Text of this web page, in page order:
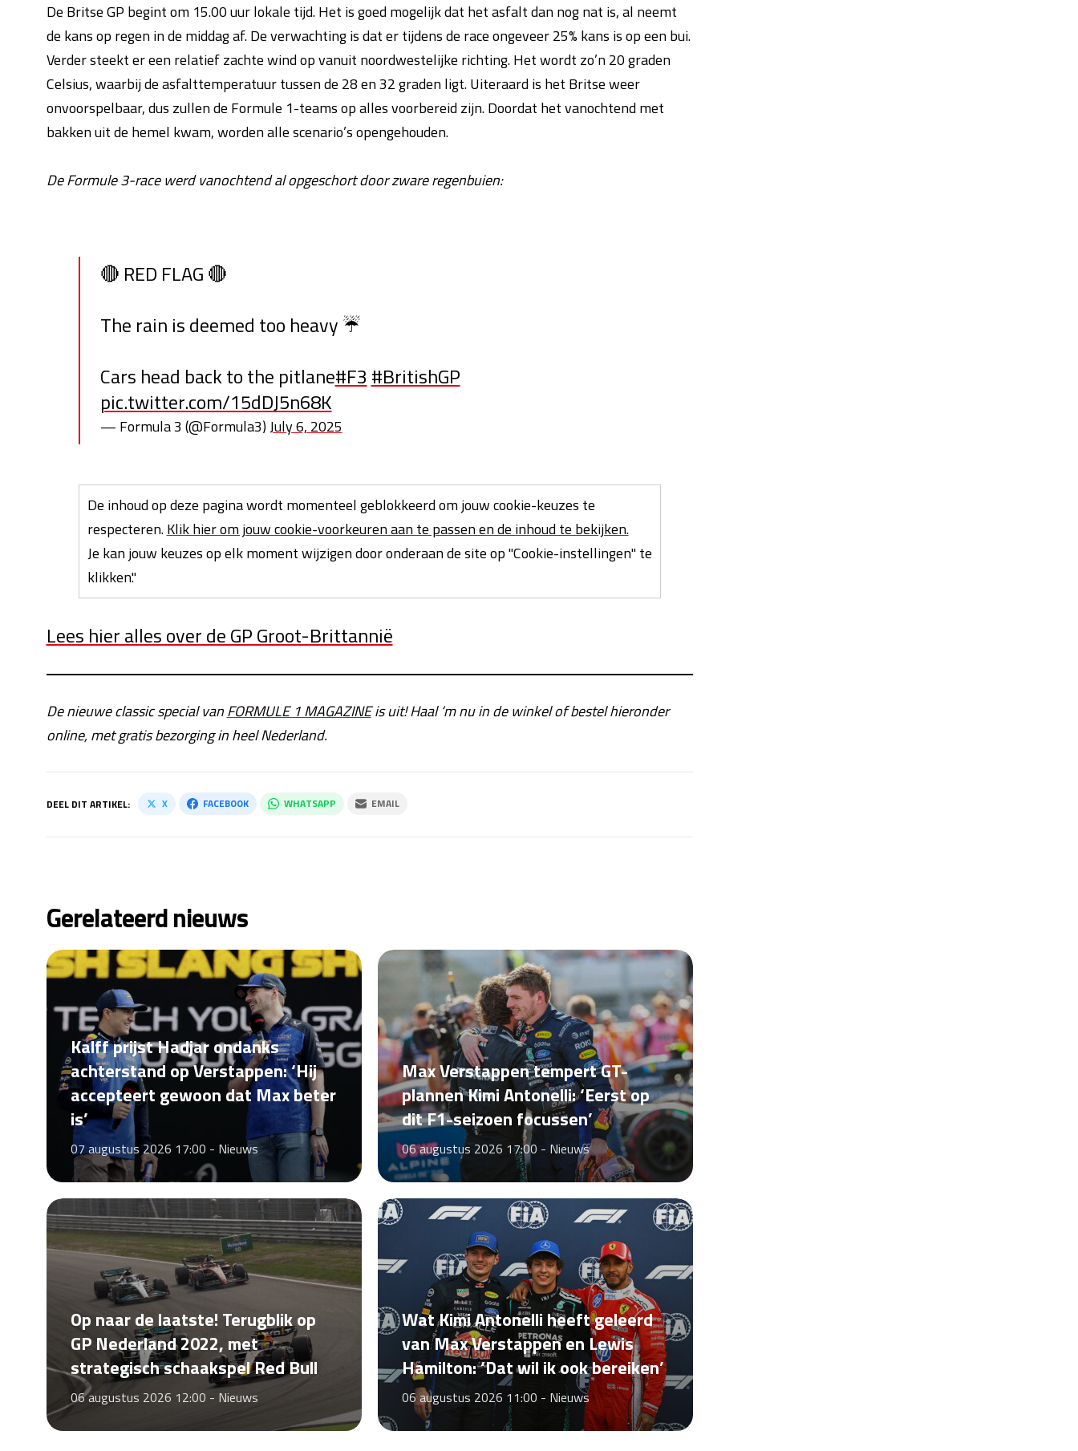
De Britse GP begint om 15.00 uur lokale tijd. Het is goed mogelijk dat het asfalt dan nog nat is, al neemt
de kans op regen in de middag af. De verwachting is dat er tijdens de race ongeveer 25% kans is op een bui.
Verder steekt er een relatief zachte wind op vanuit noordwestelijke richting. Het wordt zo’n 20 graden
Celsius, waarbij de asfalttemperatuur tussen de 28 en 32 graden ligt. Uiteraard is het Britse weer
onvoorspelbaar, dus zullen de Formule 1-teams op alles voorbereid zijn. Doordat het vanochtend met
bakken uit de hemel kwam, worden alle scenario’s opengehouden.
De Formule 3-race werd vanochtend al opgeschort door zware regenbuien:
🔴 RED FLAG 🔴
The rain is deemed too heavy ☔️
Cars head back to the pitlane#F3 #BritishGP
pic.twitter.com/15dDJ5n68K
— Formula 3 (@Formula3)July 6, 2025
De inhoud op deze pagina wordt momenteel geblokkeerd om jouw cookie-keuzes te
respecteren.Klik hier om jouw cookie-voorkeuren aan te passen en de inhoud te bekijken.
Je kan jouw keuzes op elk moment wijzigen door onderaan de site op "Cookie-instellingen" te
klikken."
Lees hier alles over de GP Groot-Brittannië
De nieuwe classic special vanFORMULE 1 MAGAZINEis uit! Haal ‘m nu in de winkel of bestel hieronder
online, met gratis bezorging in heel Nederland.
DEEL DIT ARTIKEL: X FACEBOOK WHATSAPP EMAIL
Gerelateerd nieuws
Kalff prijst Hadjar ondanks
achterstand op Verstappen: ‘Hij
accepteert gewoon dat Max beter
is’
07 augustus 2026 17:00 - Nieuws
Max Verstappen tempert GT-
plannen Kimi Antonelli: ‘Eerst op
dit F1-seizoen focussen’
06 augustus 2026 17:00 - Nieuws
Op naar de laatste! Terugblik op
GP Nederland 2022, met
strategisch schaakspel Red Bull
06 augustus 2026 12:00 - Nieuws
Wat Kimi Antonelli heeft geleerd
van Max Verstappen en Lewis
Hamilton: ‘Dat wil ik ook bereiken’
06 augustus 2026 11:00 - Nieuws